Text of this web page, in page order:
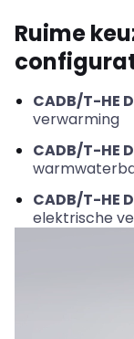
Ruime
CADB/T-HE
verwarming
CADB/T-HE
CADB/T-HE
elektrische